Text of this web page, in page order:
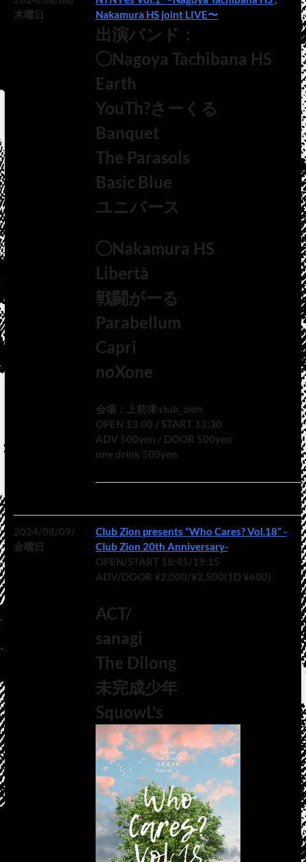
木曜日
Nakamura HS joint LIVE〜
出演バンド：
◯Nagoya Tachibana HS
Earth
YouTh?さーくる
Banquet
The Parasols
Basic Blue
ユニバース
◯Nakamura HS
Libertà
戦闘がーる
Parabellum
Capri
noXone
会場：上前津 club_zion
OPEN 13:00 / START 13:30
ADV 500yen / DOOR 500yen
one drink 500yen
2024/08/09/
金曜日
Club Zion presents “Who Cares? Vol.18” -
Club Zion 20th Anniversary-
OPEN/START 18:45/19:15
ADV/DOOR ¥2,000/¥2,500(1D ¥600)
ACT/
sanagi
The Dilong
未完成少年
SquowL’s